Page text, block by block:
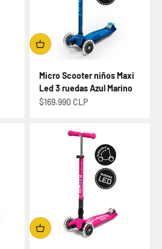
Micro Scooter niños Maxi
Led 3 ruedas Azul Marino
Precio de oferta
$169.990 CLP